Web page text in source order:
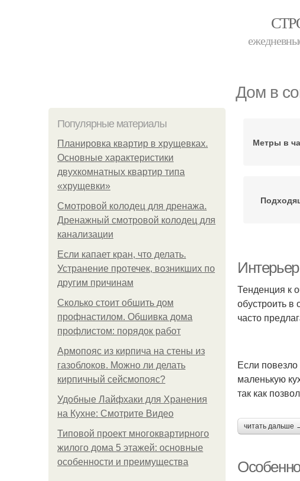
Дом в
Популярные материалы
Планировка квартир в хрущевках.
Основные характеристики
двухкомнатных квартир типа
«хрущевки»
Смотровой колодец для дренажа.
Дренажный смотровой колодец для
канализации
Если капает кран, что делать.
Устранение протечек, возникших по
другим причинам
Сколько стоит обшить дом
профнастилом. Обшивка дома
профлистом: порядок работ
Армопояс из кирпича на стены из
газоблоков. Можно ли делать
кирпичный сейсмопояс?
Удобные Лайфхаки для Хранения
на Кухне: Смотрите Видео
Типовой проект многоквартирного
жилого дома 5 этажей: основные
особенности и преимущества
Метры в
Тенденция к
обустроить
часто
Если
маленькую
так как
читать дальше